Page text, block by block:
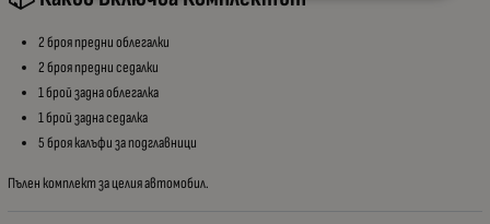
2 броя предни облегалки
2 броя предни седалки
1 брой задна облегалка
1 брой задна седалка
5 броя калъфи за подглавници
Пълен комплект за целия автомобил.